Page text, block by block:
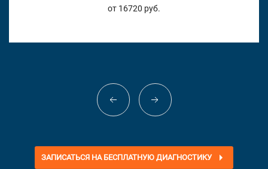
от 16720 руб.
ЗАПИСАТЬСЯ НА БЕСПЛАТНУЮ ДИАГНОСТИКУ